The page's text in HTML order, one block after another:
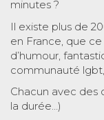
minutes ?
Il existe plus de
en France, que
d’humour,
communauté lgbt,
Chacun avec des
la durée…)